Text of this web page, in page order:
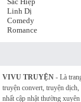
Linh Dị
Comedy
Romance
VIVU TRUYỆN - Là
truyện convert, truyện
nhất cập nhật thường xuyên